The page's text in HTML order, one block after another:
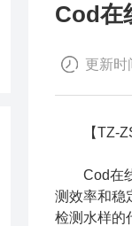
Cod在
更新时
【TZ-
Cod在线
测效率和稳
检测水样的